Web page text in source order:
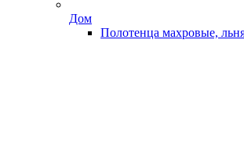
Дом
Полотенца махровые,